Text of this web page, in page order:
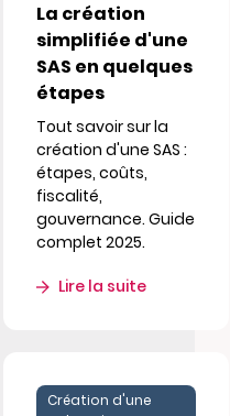
La création
simplifiée d'une
SAS en quelques
étapes
Tout savoir sur la
création d'une SAS :
étapes, coûts,
fiscalité,
gouvernance. Guide
complet 2025.
Lire la suite
Création d'une